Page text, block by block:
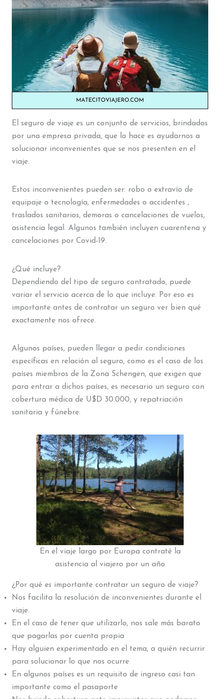
El seguro de viaje es un conjunto de servicios, brindados
por una empresa privada, que lo hace es ayudarnos a
solucionar inconvenientes que se nos presenten en el
viaje.
Estos inconvenientes pueden ser: robo o extravío de
equipaje o tecnología, enfermedades o accidentes ,
traslados sanitarios, demoras o cancelaciones de vuelos,
asistencia legal. Algunos también incluyen cuarentena y
cancelaciones por Covid-19.
¿Qué incluye?
Dependiendo del tipo de seguro contratado, puede
variar el servicio acerca de lo que incluye. Por eso es
importante antes de contratar un seguro ver bien qué
exactamente nos ofrece.
Algunos países, pueden llegar a pedir condiciones
específicas en relación al seguro, como es el caso de los
países miembros de la Zona Schengen, que exigen que
para entrar a dichos países, es necesario un seguro con
cobertura médica de U$D 30.000, y repatriación
sanitaria y fúnebre.
En el viaje largo por Europa contraté la
asistencia al viajero por un año
¿Por qué es importante contratar un seguro de viaje?
Nos facilita la resolución de inconvenientes durante el
viaje.
En el caso de tener que utilizarlo, nos sale más barato
que pagarlas por cuenta propia
Hay alguien experimentado en el tema, a quién recurrir
para solucionar lo que nos ocurre
En algunos países es un requisito de ingreso casi tan
importante como el pasaporte